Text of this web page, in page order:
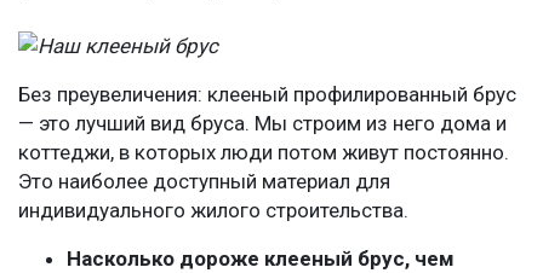
Без преувеличения: клееный профилированный брус
— это лучший вид бруса. Мы строим из него дома и
коттеджи, в которых люди потом живут постоянно.
Это наиболее доступный материал для
индивидуального жилого строительства.
Насколько дороже клееный брус, чем